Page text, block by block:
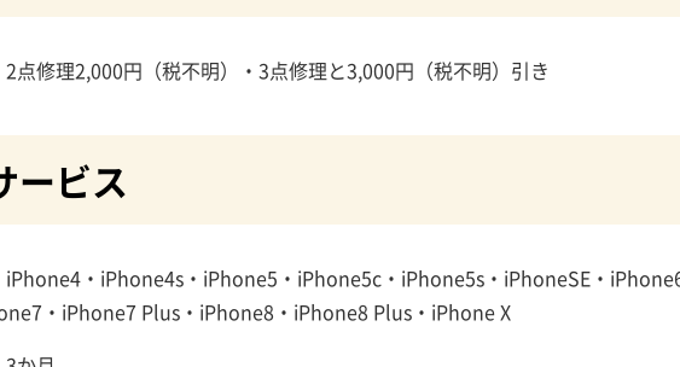
点修理2,000円（税不明）・3点修理と3,000円（税不明）引き
ービス
iPhone4・iPhone4s・iPhone5・iPhone5c・iPhone5s・iPhoneSE・
・iPhone7 Plus・iPhone8・iPhone8 Plus・iPhone X